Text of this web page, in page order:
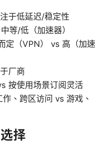
于低延迟/稳定性
等/低（加速器）
定（VPN） vs 高（加速
厂商
按使用场景订阅灵活
、跨区访问 vs 游戏、
择